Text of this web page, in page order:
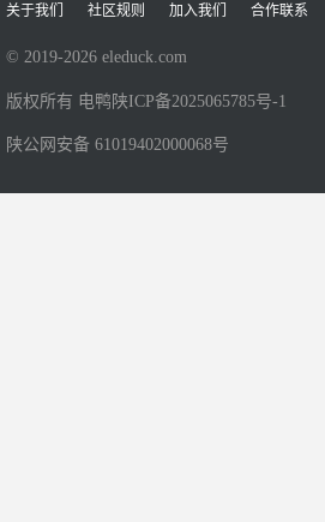
关于我们 社区规则 加入我们 合作联系
© 2019-2026 eleduck.com
版权所有 电鸭 陕ICP备2025065785号-1
陕公网安备 61019402000068号